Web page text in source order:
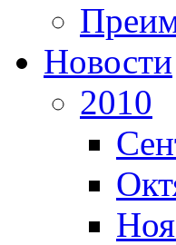
Новости
2010